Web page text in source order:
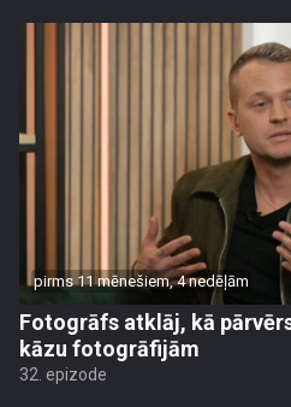
pirms 11 mēnešiem, 4 nedēļām
Fotogrāfs atklāj, kā
kāzu fotogrāfijām
32. epizode